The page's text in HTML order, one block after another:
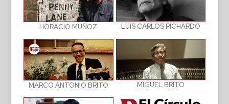
HORACIO MUÑOZ LUIS CARLOS PICHARDO
MARCO ANTONIO BRITO MIGUEL BRITO